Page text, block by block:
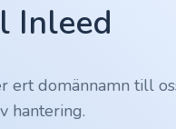
Inleed
ert domännamn till
hantering.